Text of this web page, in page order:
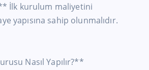
İlk kurulum maliyetini
yapısına sahip olunmalıdır.
Nasıl Yapılır?**